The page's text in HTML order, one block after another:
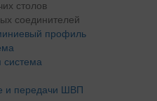
столов
соединителей
профиль
система
и передачи ШВП